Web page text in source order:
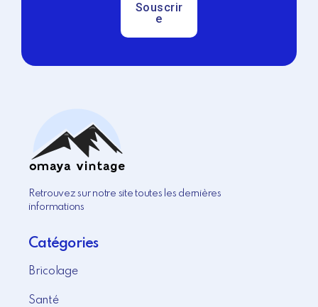
Souscrir
e
Retrouvez sur notre site toutes les dernières
informations
Catégories
Bricolage
Santé